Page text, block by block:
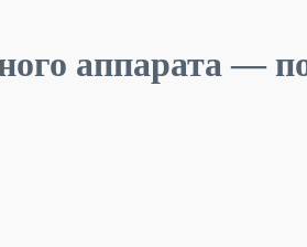
аппарата —